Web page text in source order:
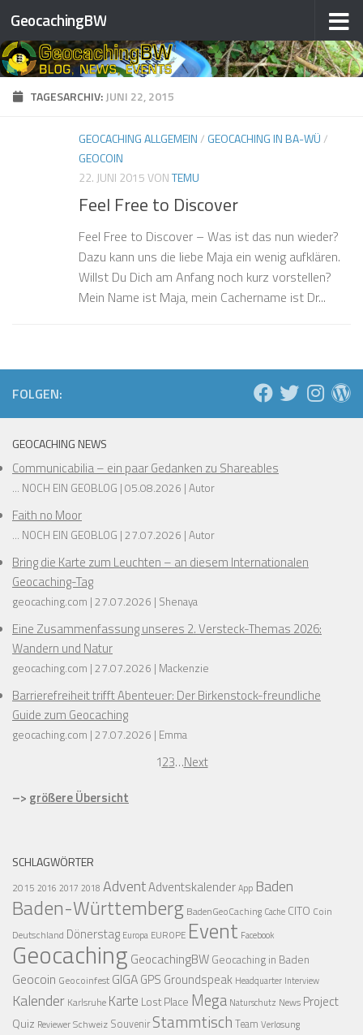
Zum Inhalt springen
GeocachingBW
TAGESARCHIV:JUNI 22, 2015
GEOCACHING ALLGEMEIN/ GEOCACHING IN BA-WÜ/
GEOCOIN
22. JUNI 2015VONTEMU
Feel Free to Discover
Feel Free to Discover – Was ist das nun wieder?
Dazu kann uns die liebe Maja ein wenig aufklären.
Willst Du Dich am Anfang noch kurz vorstellen?
Mein Name ist Maja, mein Cachername ist Dr...
FOLGEN:
GEOCACHING NEWS
Communicabilia – ein paar Gedanken zu Shareables
... NOCH EIN GEOBLOG 05.08.2026 Autor
Faith no Moor
... NOCH EIN GEOBLOG 27.07.2026 Autor
Bring die Karte zum Leuchten – an diesem Internationalen
Geocaching-Tag
geocaching.com 27.07.2026 Shenaya
Eine Zusammenfassung unseres 2. Versteck-Themas 2026:
Wandern und Natur
geocaching.com 27.07.2026 Mackenzie
Barrierefreiheit trifft Abenteuer: Der Birkenstock-freundliche
Guide zum Geocaching
geocaching.com 27.07.2026 Emma
123…Next
–> größere Übersicht
SCHLAGWÖRTER
2015 2016 2017 2018 AdventAdventskalenderApp Baden
Baden-Württemberg BadenGeoCaching Cache CITO Coin
Deutschland Dönerstag Europa EUROPE Event Facebook
Geocaching GeocachingBW Geocaching in Baden
Geocoin Geocoinfest GIGAGPS Groundspeak Headquarter Interview
Kalender Karlsruhe Karte Lost Place Mega Naturschutz News Project
Quiz ReviewerSchweiz Souvenir Stammtisch Team Verlosung